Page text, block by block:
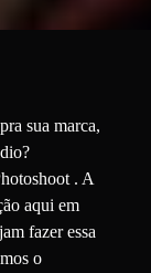
sua marca,
. A
aqui em
fazer essa
o